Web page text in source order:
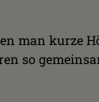
man kurze
so